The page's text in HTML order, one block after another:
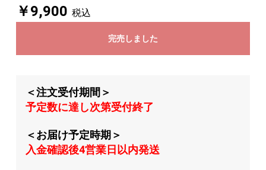
￥9,900 税込
完売しました
＜注文受付期間＞
予定数に達し次第受付終了
＜お届け予定時期＞
入金確認後4営業日以内発送